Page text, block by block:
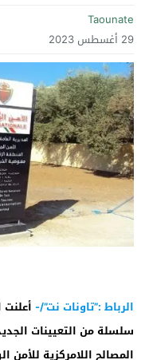
Taounate
29 أغسطس 2023
الرباط :”تاونات نت”/-أعلنت
سلسلة من التعيينات
المصالح اللامركزية للأمن